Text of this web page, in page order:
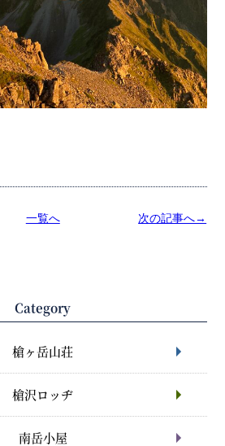
一覧へ 次の記事へ→
Category
槍ヶ岳山荘
槍沢ロッヂ
南岳小屋